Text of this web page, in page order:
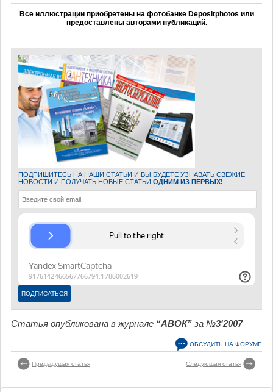
Все иллюстрации приобретены на фотобанке Depositphotos или
предоставлены авторами публикаций.
ПОДПИШИТЕСЬ НА НАШИ СТАТЬИ И ВЫ БУДЕТЕ УЗНАВАТЬ СВЕЖИЕ
НОВОСТИ И ПОЛУЧАТЬ НОВЫЕ СТАТЬИ ОДНИМ ИЗ ПЕРВЫХ!
Статья опубликована в журнале “АВОК” за №3'2007
ОБСУДИТЬ НА ФОРУМЕ
Предыдущая статья Следующая статья